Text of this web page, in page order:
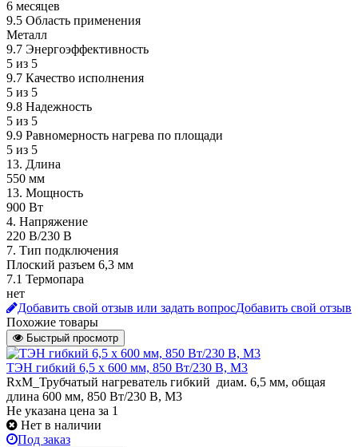
6 месяцев
9.5 Область применения
Металл
9.7 Энергоэффективность
5 из 5
9.7 Качество исполнения
5 из 5
9.8 Надежность
5 из 5
9.9 Равномерность нагрева по площади
5 из 5
13. Длина
550 мм
13. Мощность
900 Вт
4. Напряжение
220 В/230 B
7. Тип подключения
Плоский разъем 6,3 мм
7.1 Термопара
нет
Добавить свой отзыв или задать вопросДобавить свой отзыв
Похожие товары
Быстрый просмотр
ТЭН гибкий 6,5 x 600 мм, 850 Вт/230 В, M3
RxM_Трубчатый нагреватель гибкий диам. 6,5 мм, общая
длина 600 мм, 850 Вт/230 В, M3
Не указана цена за 1
Нет в наличии
Под заказ